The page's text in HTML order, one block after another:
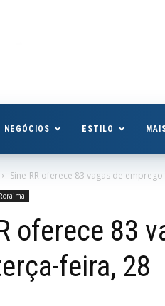
NEGÓCIOS ESTILO
Sine-RR oferece 83 vagas de
oferece 83
feira, 28